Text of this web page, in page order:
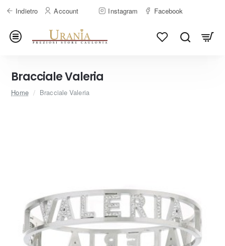
Indietro Account Instagram Facebook
Bracciale Valeria
HomehomeBracciale Valeria